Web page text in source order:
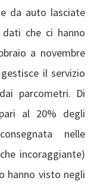
da auto lasciate
che ci hanno
a novembre
il servizio
parcometri. Di
al 20% degli
nelle
incoraggiante)
hanno visto negli